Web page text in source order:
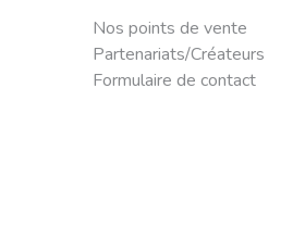
Nos points de vente
Partenariats/Créateurs
Formulaire de contact